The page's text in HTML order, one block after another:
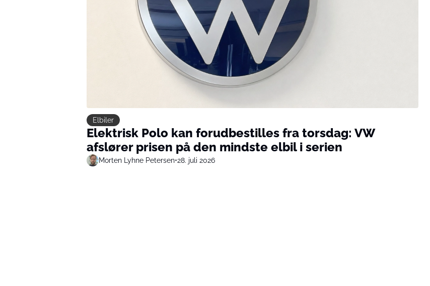
Elbiler
Elektrisk Polo kan forudbestilles fra torsdag: VW
afslører prisen på den mindste elbil i serien
Morten Lyhne Petersen•28. juli 2026